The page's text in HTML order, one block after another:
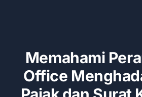
Memahami
Office